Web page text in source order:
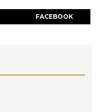
FACEBOOK